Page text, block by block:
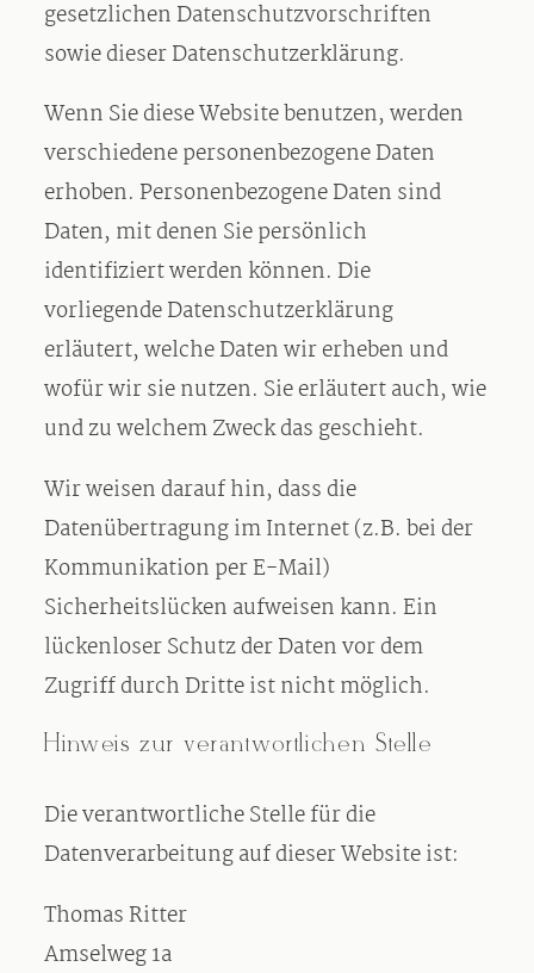
gesetzlichen Datenschutzvorschriften
sowie dieser Datenschutzerklärung.
Wenn Sie diese Website benutzen, werden
verschiedene personenbezogene Daten
erhoben. Personenbezogene Daten sind
Daten, mit denen Sie persönlich
identifiziert werden können. Die
vorliegende Datenschutzerklärung
erläutert, welche Daten wir erheben und
wofür wir sie nutzen. Sie erläutert auch, wie
und zu welchem Zweck das geschieht.
Wir weisen darauf hin, dass die
Datenübertragung im Internet (z.B. bei der
Kommunikation per E-Mail)
Sicherheitslücken aufweisen kann. Ein
lückenloser Schutz der Daten vor dem
Zugriff durch Dritte ist nicht möglich.
Hinweis zur verantwortlichen Stelle
Die verantwortliche Stelle für die
Datenverarbeitung auf dieser Website ist:
Thomas Ritter
Amselweg 1a